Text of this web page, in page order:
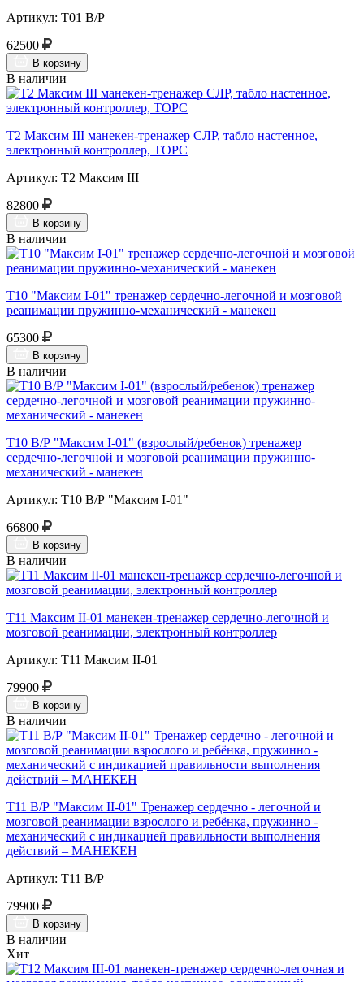
Артикул: Т01 В/Р
62500
В корзину
В наличии
Т2 Максим III манекен-тренажер СЛР, табло настенное,
электронный контроллер, ТОРС
Артикул: Т2 Максим III
82800
В корзину
В наличии
Т10 "Максим I-01" тренажер сердечно-легочной и мозговой
реанимации пружинно-механический - манекен
65300
В корзину
В наличии
Т10 В/Р "Максим I-01" (взрослый/ребенок) тренажер
сердечно-легочной и мозговой реанимации пружинно-
механический - манекен
Артикул: Т10 В/Р "Максим I-01"
66800
В корзину
В наличии
Т11 Максим II-01 манекен-тренажер сердечно-легочной и
мозговой реанимации, электронный контроллер
Артикул: Т11 Максим II-01
79900
В корзину
В наличии
Т11 В/Р "Максим II-01" Тренажер сердечно - легочной и
мозговой реанимации взрослого и ребёнка, пружинно -
механический с индикацией правильности выполнения
действий – МАНЕКЕН
Артикул: Т11 В/Р
79900
В корзину
В наличии
Хит